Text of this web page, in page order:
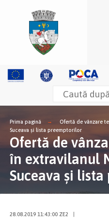
Prima pagină
Ofertă de vânzare
Suceava și lista preemptorilor
Ofertă de
în extravilanul
Suceava și
28.08.2019 11:43:00 ZE2